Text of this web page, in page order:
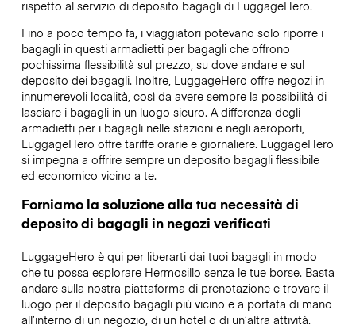
rispetto al servizio di deposito bagagli di LuggageHero.
Fino a poco tempo fa, i viaggiatori potevano solo riporre i
bagagli in questi armadietti per bagagli che offrono
pochissima flessibilità sul prezzo, su dove andare e sul
deposito dei bagagli. Inoltre, LuggageHero offre negozi in
innumerevoli località, così da avere sempre la possibilità di
lasciare i bagagli in un luogo sicuro. A differenza degli
armadietti per i bagagli nelle stazioni e negli aeroporti,
LuggageHero offre tariffe orarie e giornaliere. LuggageHero
si impegna a offrire sempre un deposito bagagli flessibile
ed economico vicino a te.
Forniamo la soluzione alla tua necessità di
deposito di bagagli in negozi verificati
LuggageHero è qui per liberarti dai tuoi bagagli in modo
che tu possa esplorare Hermosillo senza le tue borse. Basta
andare sulla nostra piattaforma di prenotazione e trovare il
luogo per il deposito bagagli più vicino e a portata di mano
all’interno di un negozio, di un hotel o di un’altra attività.